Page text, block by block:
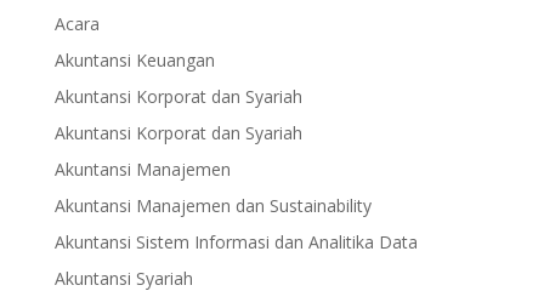
Acara
Akuntansi Keuangan
Akuntansi Korporat dan Syariah
Akuntansi Korporat dan Syariah
Akuntansi Manajemen
Akuntansi Manajemen dan Sustainability
Akuntansi Sistem Informasi dan Analitika Data
Akuntansi Syariah